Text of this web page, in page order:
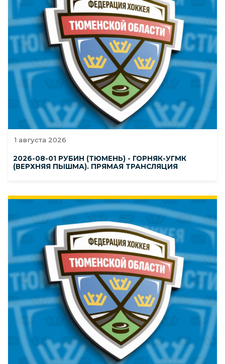
1 августа 2026
2026-08-01 РУБИН (ТЮМЕНЬ) - ГОРНЯК-УГМК
(ВЕРХНЯЯ ПЫШМА). ПРЯМАЯ ТРАНСЛЯЦИЯ